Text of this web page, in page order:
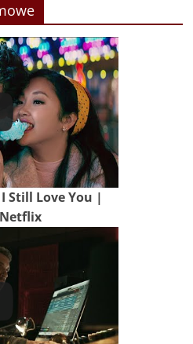
I Still Love You |